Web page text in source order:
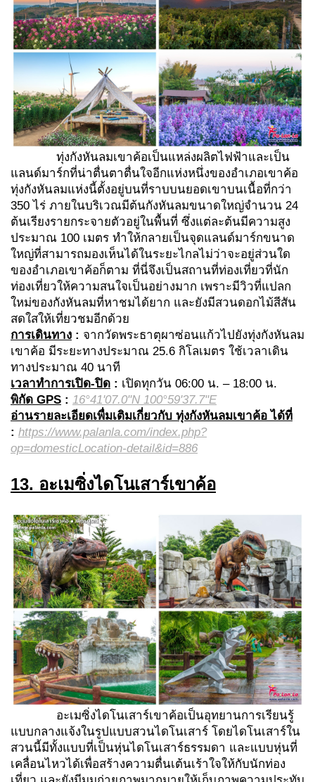
ทุ่งกังหันลมเขาค้อเป็นแหล่งผลิตไฟฟ้าและเป็น
แลนด์มาร์กที่น่าตื่นตาตื่นใจอีกแห่งหนึ่งของอำเภอเขาค้อ
ทุ่งกังหันลมแห่งนี้ตั้งอยู่บนที่ราบบนยอดเขาบนเนื้อที่กว่า
350 ไร่ ภายในบริเวณมีต้นกังหันลมขนาดใหญ่จำนวน 24
ต้นเรียงรายกระจายตัวอยู่ในพื้นที่ ซึ่งแต่ละต้นมีความสูง
ประมาณ 100 เมตร ทำให้กลายเป็นจุดแลนด์มาร์กขนาด
ใหญ่ที่สามารถมองเห็นได้ในระยะไกลไม่ว่าจะอยู่ส่วนใด
ของอำเภอเขาค้อก็ตาม ที่นี่จึงเป็นสถานที่ท่องเที่ยวที่นัก
ท่องเที่ยวให้ความสนใจเป็นอย่างมาก เพราะมีวิวที่แปลก
ใหม่ของกังหันลมที่หาชมได้ยาก และยังมีสวนดอกไม้สีสัน
สดใสให้เที่ยวชมอีกด้วย
การเดินทาง : จากวัดพระธาตุผาซ่อนแก้วไปยังทุ่งกังหันลม
เขาค้อ มีระยะทางประมาณ 25.6 กิโลเมตร ใช้เวลาเดิน
ทางประมาณ 40 นาที
เวลาทำการเปิด-ปิด : เปิดทุกวัน 06:00 น. – 18:00 น.
พิกัด GPS : 16°41'07.0"N 100°59'37.7"E
อ่านรายละเอียดเพื่มเติมเกี่ยวกับ ทุ่งกังหันลมเขาค้อ ได้ที่
: https://www.palanla.com/index.php?
op=domesticLocation-detail&id=886
13. อะเมซิ่งไดโนเสาร์เขาค้อ
อะเมซิ่งไดโนเสาร์เขาค้อเป็นอุทยานการเรียนรู้
แบบกลางแจ้งในรูปแบบสวนไดโนเสาร์ โดยไดโนเสาร์ใน
สวนนี้มีทั้งแบบที่เป็นหุ่นไดโนเสาร์ธรรมดา และแบบหุ่นที่
เคลื่อนไหวได้เพื่อสร้างความตื่นเต้นเร้าใจให้กับนักท่อง